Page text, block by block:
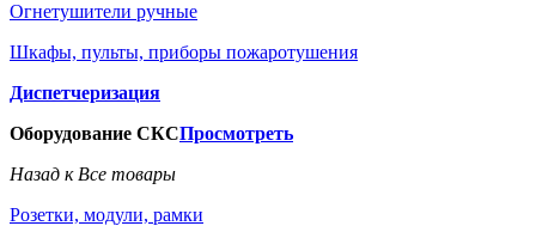
Огнетушители ручные
Шкафы, пульты, приборы пожаротушения
Диспетчеризация
Оборудование СКСПросмотреть
Назад к Все товары
Розетки, модули, рамки